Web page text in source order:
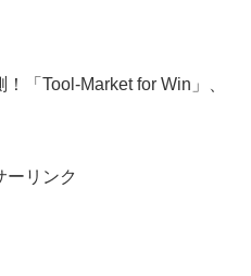
「Tool-Market for Win」、
ーリンク